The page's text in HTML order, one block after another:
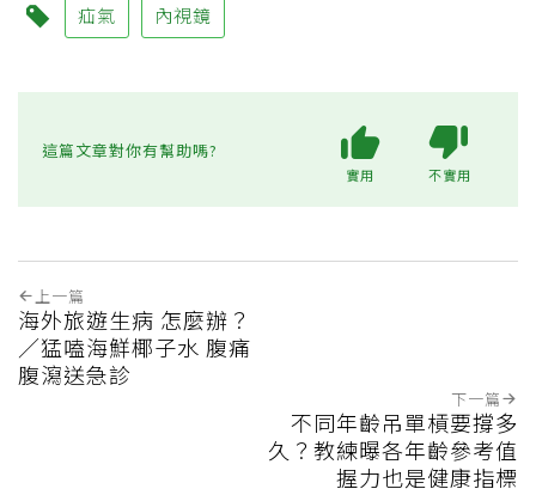
疝氣 內視鏡
這篇文章對你有幫助嗎?
實用 不實用
上一篇
海外旅遊生病 怎麼辦？
／猛嗑海鮮椰子水 腹痛
腹瀉送急診
下一篇
不同年齡吊單槓要撐多
久？教練曝各年齡參考值
握力也是健康指標